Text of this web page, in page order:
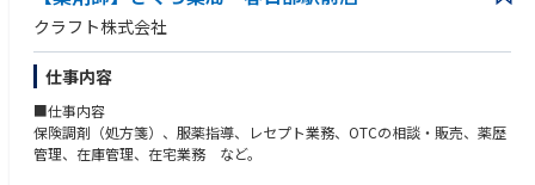
業界トップクラスの認定薬局数や多様な店舗を展開しているため、ご自身
の志向性に合わせて異動することも可能です
現場での調剤業務にとどまらず、本社業務や複数店舗のマネージャー業務
など大手調剤チェーンならではの多様なキャリアパスがあります。
クラフト株式会社
仕事内容
■仕事内容
保険調剤（処方箋）、服薬指導、レセプト業務、OTCの相談・販売、薬歴
管理、在庫管理、在宅業務 など。